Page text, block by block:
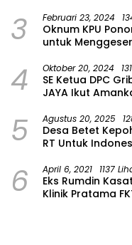
3 Februari 23, 2024
Oknum KPU
untuk
4 Oktober 20, 2024
SE Ketua DPC
JAYA Ikut
5 Agustus 20, 2025
Desa Betet
RT Untuk
6 April 6, 2021 1137
Eks Rumdin
Klinik Pratama